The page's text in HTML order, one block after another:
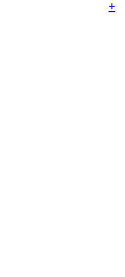
+
+
+
+
+
+
+
+
+